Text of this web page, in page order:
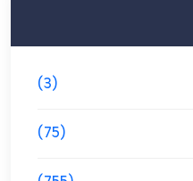
(3)
(75)